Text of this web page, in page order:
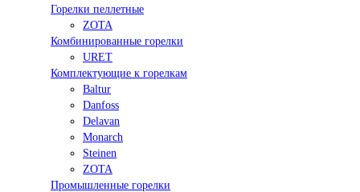
Горелки пеллетные
ZOTA
Комбинированные горелки
URET
Комплектующие к горелкам
Baltur
Danfoss
Delavan
Monarch
Steinen
ZOTA
Промышленные горелки